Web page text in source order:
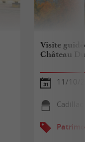
Visite
Château
11/10/
Cadillac